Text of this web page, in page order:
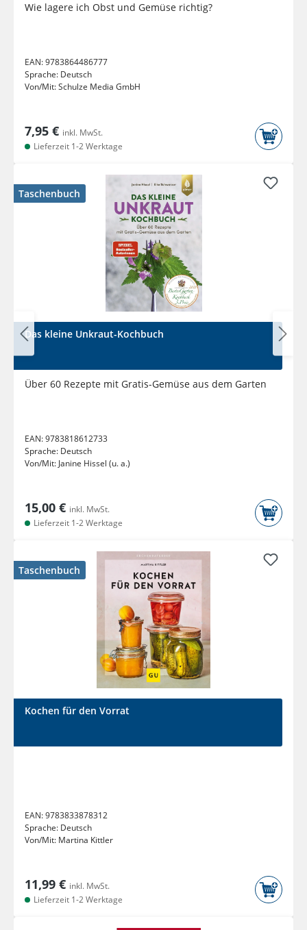
Wie lagere ich Obst und Gemüse richtig?
EAN:9783864486777
Sprache: Deutsch
Von/Mit:Schulze Media GmbH
7,95 € inkl. MwSt.
Lieferzeit 1-2 Werktage
Taschenbuch
Das kleine Unkraut-Kochbuch
Über 60 Rezepte mit Gratis-Gemüse aus dem Garten
EAN:9783818612733
Sprache: Deutsch
Von/Mit: Janine Hissel (u. a.)
15,00 € inkl. MwSt.
Lieferzeit 1-2 Werktage
Taschenbuch
Kochen für den Vorrat
EAN:9783833878312
Sprache: Deutsch
Von/Mit: Martina Kittler
11,99 € inkl. MwSt.
Lieferzeit 1-2 Werktage